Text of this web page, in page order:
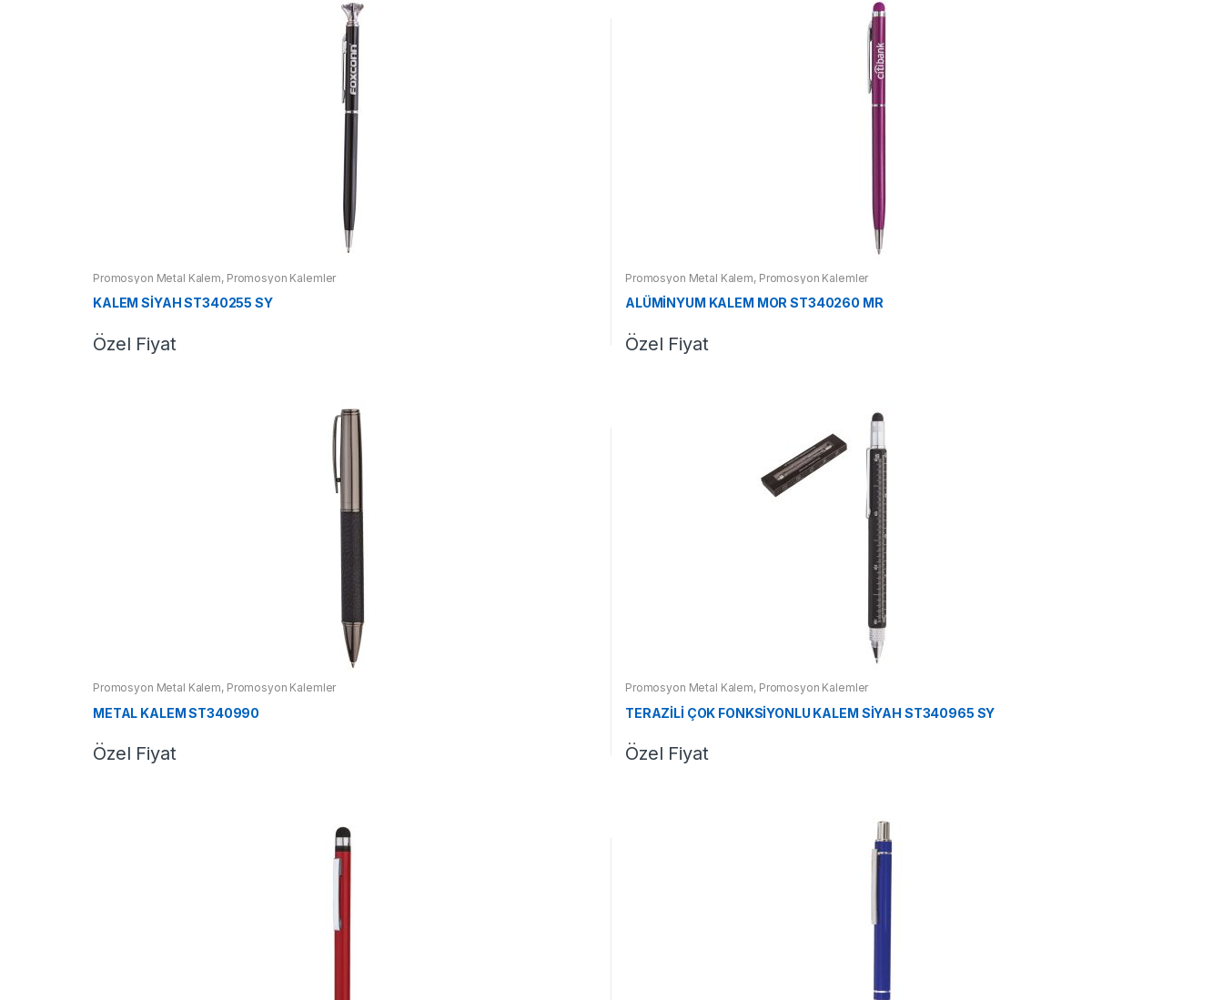
Promosyon Metal Kalem, Promosyon Kalemler
KALEM SİYAH ST340255 SY
Özel Fiyat
Promosyon Metal Kalem, Promosyon Kalemler
ALÜMİNYUM KALEM MOR ST340260 MR
Özel Fiyat
Promosyon Metal Kalem, Promosyon Kalemler
METAL KALEM ST340990
Özel Fiyat
Promosyon Metal Kalem, Promosyon Kalemler
TERAZİLİ ÇOK FONKSİYONLU KALEM SİYAH ST340965 SY
Özel Fiyat